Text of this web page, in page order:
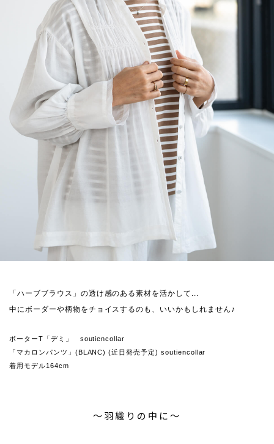
「ハーブブラウス」の透け感のある素材を活かして...
中にボーダーや柄物をチョイスするのも、いいかもしれません♪
ボーターT「デミ」 soutiencollar
「マカロンパンツ」(BLANC) (近日発売予定) soutiencollar
着用モデル164cm
〜羽織りの中に〜